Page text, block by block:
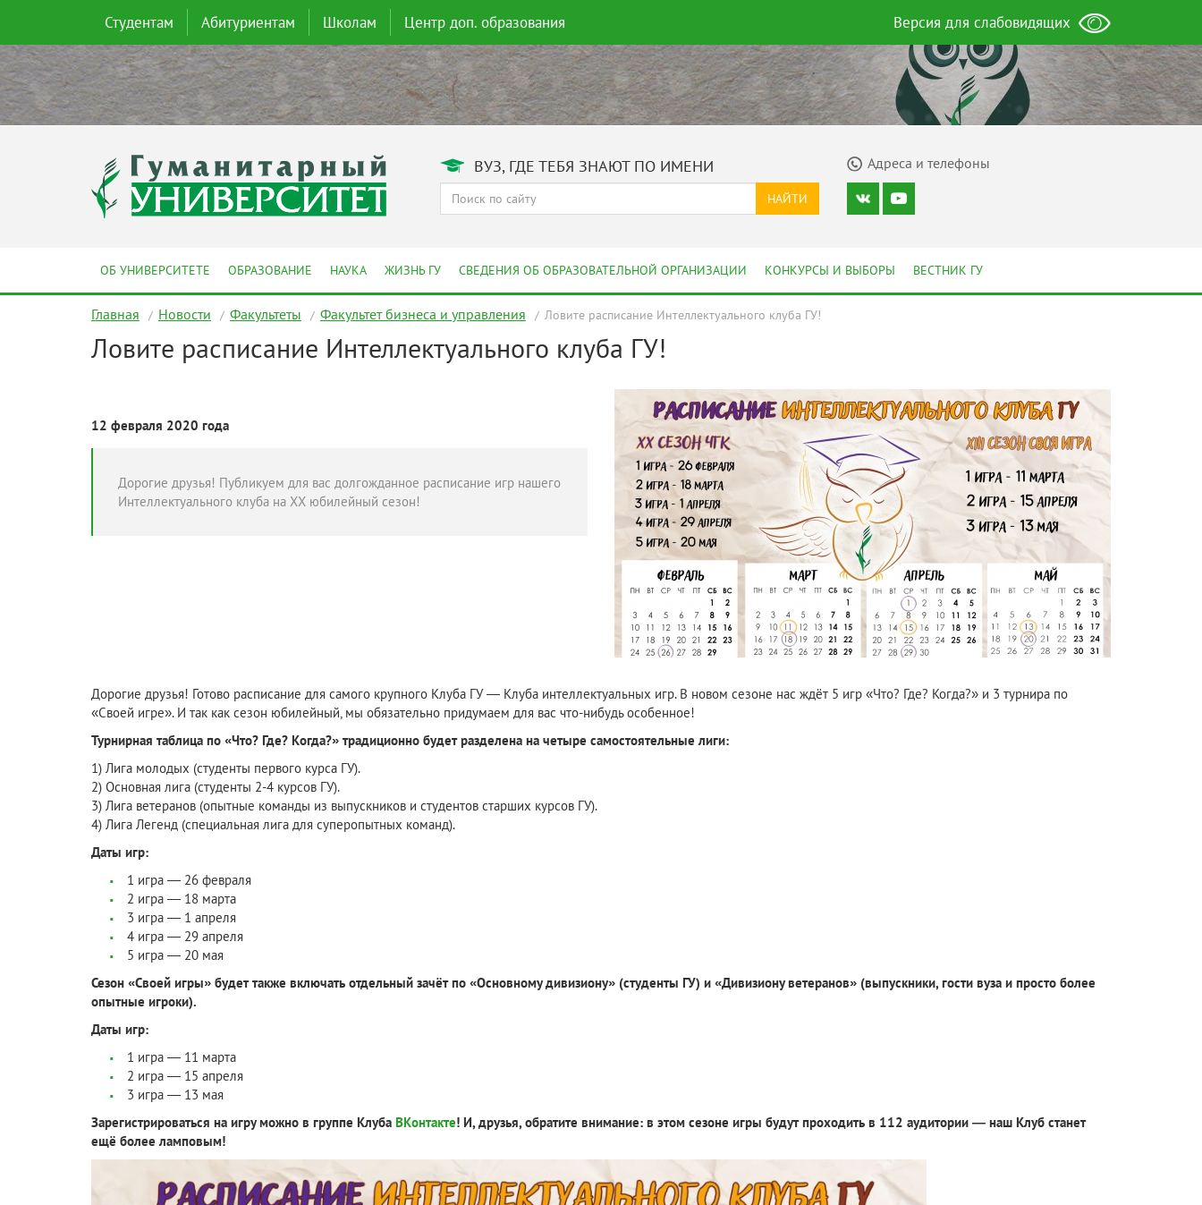
Студентам Абитуриентам Школам Центр доп. образования Версия для слабовидящих
ВУЗ, ГДЕ ТЕБЯ ЗНАЮТ ПО ИМЕНИ Адреса и телефоны
НАЙТИ
ОБ УНИВЕРСИТЕТЕ ОБРАЗОВАНИЕ НАУКА ЖИЗНЬ ГУ СВЕДЕНИЯ ОБ ОБРАЗОВАТЕЛЬНОЙ ОРГАНИЗАЦИИ КОНКУРСЫ И ВЫБОРЫ ВЕСТНИК ГУ
Главная Новости Факультеты Факультет бизнеса и управления Ловите расписание Интеллектуального клуба ГУ!
Ловите расписание Интеллектуального клуба ГУ!
12 февраля 2020 года
Дорогие друзья! Публикуем для вас долгожданное расписание игр нашего
Интеллектуального клуба на XX юбилейный сезон!
Дорогие друзья! Готово расписание для самого крупного Клуба ГУ — Клуба интеллектуальных игр. В новом сезоне нас ждёт 5 игр «Что? Где? Когда?» и 3 турнира по
«Своей игре». И так как сезон юбилейный, мы обязательно придумаем для вас что-нибудь особенное!
Турнирная таблица по «Что? Где? Когда?» традиционно будет разделена на четыре самостоятельные лиги:
1) Лига молодых (студенты первого курса ГУ).
2) Основная лига (студенты 2-4 курсов ГУ).
3) Лига ветеранов (опытные команды из выпускников и студентов старших курсов ГУ).
4) Лига Легенд (специальная лига для суперопытных команд).
Даты игр:
1 игра — 26 февраля
2 игра — 18 марта
3 игра — 1 апреля
4 игра — 29 апреля
5 игра — 20 мая
Сезон «Своей игры» будет также включать отдельный зачёт по «Основному дивизиону» (студенты ГУ) и «Дивизиону ветеранов» (выпускники, гости вуза и просто более
опытные игроки).
Даты игр:
1 игра — 11 марта
2 игра — 15 апреля
3 игра — 13 мая
Зарегистрироваться на игру можно в группе Клуба ВКонтакте! И, друзья, обратите внимание: в этом сезоне игры будут проходить в 112 аудитории — наш Клуб станет
ещё более ламповым!